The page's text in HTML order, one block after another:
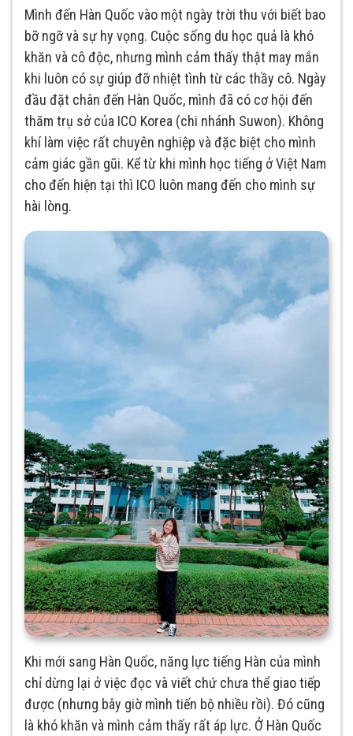
Mình đến Hàn Quốc vào một ngày trời thu với biết bao
bỡ ngỡ và sự hy vọng. Cuộc sống du học quả là khó
khăn và cô độc, nhưng mình cảm thấy thật may mắn
khi luôn có sự giúp đỡ nhiệt tình từ các thầy cô. Ngày
đầu đặt chân đến Hàn Quốc, mình đã có cơ hội đến
thăm trụ sở của ICO Korea (chi nhánh Suwon). Không
khí làm việc rất chuyên nghiệp và đặc biệt cho mình
cảm giác gần gũi. Kể từ khi mình học tiếng ở Việt Nam
cho đến hiện tại thì ICO luôn mang đến cho mình sự
hài lòng.
Khi mới sang Hàn Quốc, năng lực tiếng Hàn của mình
chỉ dừng lại ở việc đọc và viết chứ chưa thể giao tiếp
được (nhưng bây giờ mình tiến bộ nhiều rồi). Đó cũng
là khó khăn và mình cảm thấy rất áp lực. Ở Hàn Quốc